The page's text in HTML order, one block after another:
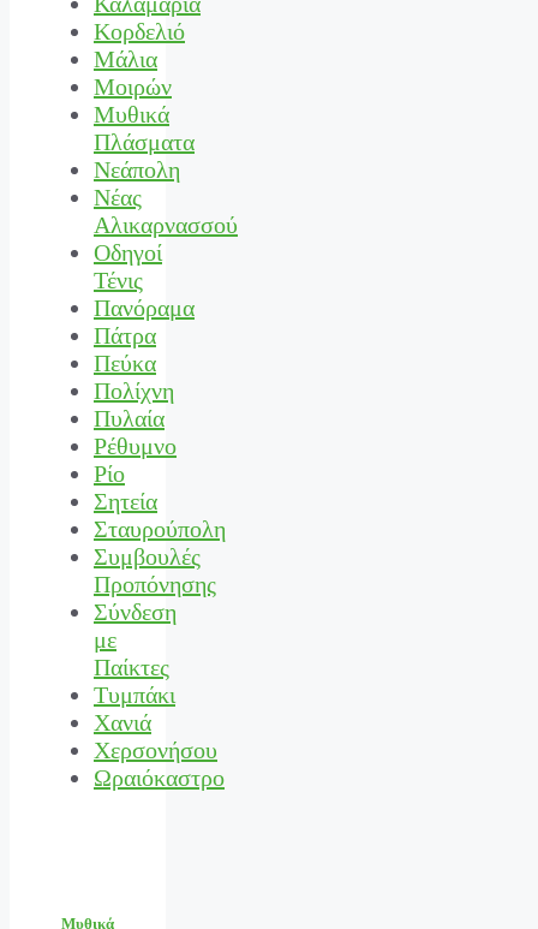
Κορδελιό
Μάλια
Μοιρών
Μυθικά
Πλάσματα
Νεάπολη
Νέας
Αλικαρνασσού
Οδηγοί
Τένις
Πανόραμα
Πάτρα
Πεύκα
Πολίχνη
Πυλαία
Ρέθυμνο
Ρίο
Σητεία
Σταυρούπολη
Συμβουλές
Προπόνησης
Σύνδεση
με
Παίκτες
Τυμπάκι
Χανιά
Χερσονήσου
Ωραιόκαστρο
Μυθικά